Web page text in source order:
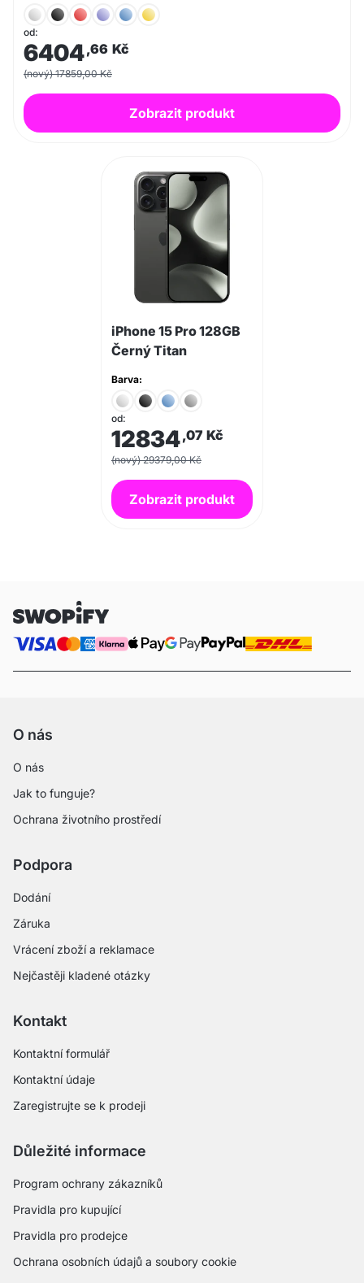
od:
6404,66 Kč
(nový) 17859,00 Kč
Zobrazit produkt
iPhone 15 Pro 128GB
Černý Titan
Barva:
od:
12834,07 Kč
(nový) 29379,00 Kč
Zobrazit produkt
O nás
O nás
Jak to funguje?
Ochrana životního prostředí
Podpora
Dodání
Záruka
Vrácení zboží a reklamace
Nejčastěji kladené otázky
Kontakt
Kontaktní formulář
Kontaktní údaje
Zaregistrujte se k prodeji
Důležité informace
Program ochrany zákazníků
Pravidla pro kupující
Pravidla pro prodejce
Ochrana osobních údajů a soubory cookie